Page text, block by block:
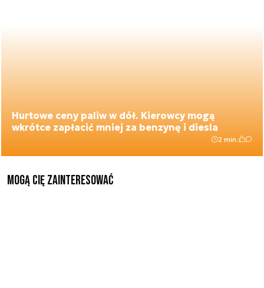
Hurtowe ceny paliw w dół. Kierowcy mogą
wkrótce zapłacić mniej za benzynę i diesla
2 min.
Mogą Cię zainteresować